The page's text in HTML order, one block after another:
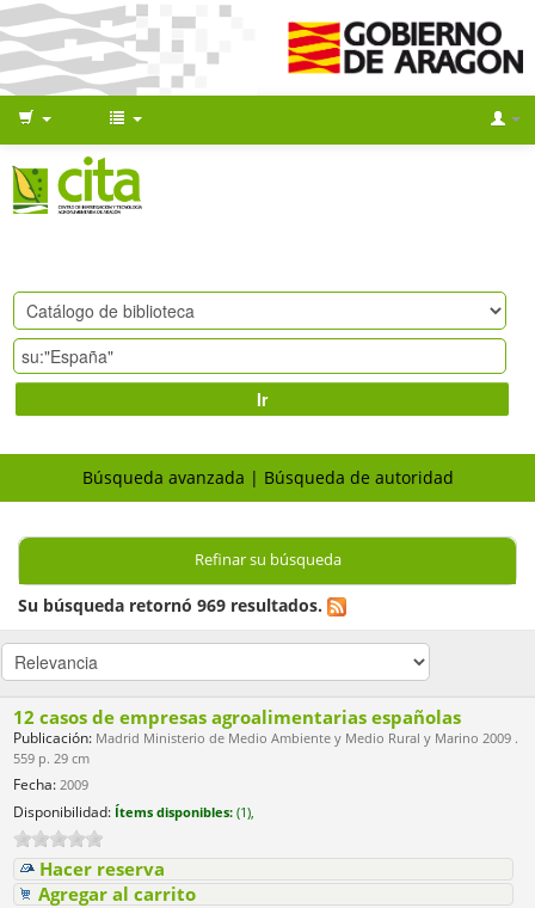
Ir
Búsqueda avanzada Búsqueda de autoridad
Refinar su búsqueda
Su búsqueda retornó 969 resultados.
12 casos de empresas agroalimentarias españolas
Publicación: Madrid Ministerio de Medio Ambiente y Medio Rural y Marino 2009 .
559 p. 29 cm
Fecha: 2009
Disponibilidad: Ítems disponibles: (1),
Hacer reserva
Agregar al carrito